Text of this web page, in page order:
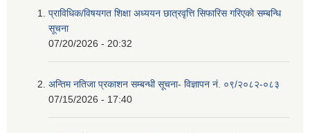
प्राविधिक/विषयगत शिक्षा अध्ययन छात्रवृत्ति सिफारिस गरिएकाे सम्बन्धि
सूचना
07/20/2026 - 20:32
अन्तिम नतिजा प्रकाशन सम्बन्धी सूचना- विज्ञापन नं. ०९/२०८२-०८३
07/15/2026 - 17:40